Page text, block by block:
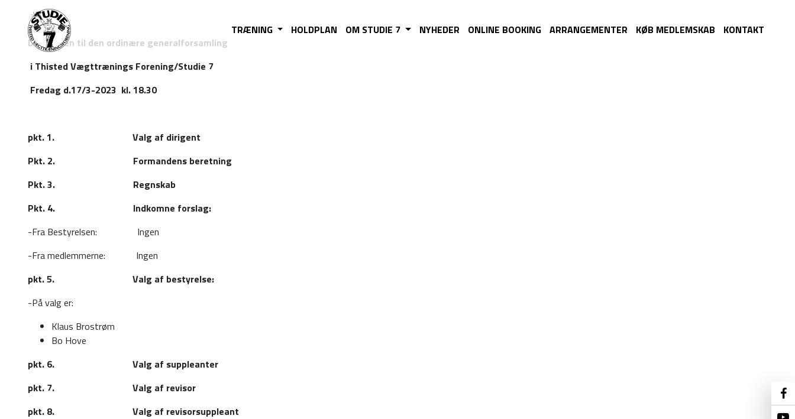
TRÆNING HOLDPLAN OM STUDIE 7 NYHEDER ONLINE BOOKING ARRANGEMENTER KØB MEDLEMSKAB
KONTAKT
Dagsorden til den ordinære generalforsamling
i Thisted Vægttrænings Forening/Studie 7
Fredag d.17/3-2023 kl. 18.30
pkt. 1. Valg af dirigent
Pkt. 2. Formandens beretning
Pkt. 3. Regnskab
Pkt. 4. Indkomne forslag:
-Fra Bestyrelsen: Ingen
-Fra medlemmerne: Ingen
pkt. 5. Valg af bestyrelse:
-På valg er:
Klaus Brostrøm
Bo Hove
pkt. 6. Valg af suppleanter
pkt. 7. Valg af revisor
pkt. 8. Valg af revisorsuppleant